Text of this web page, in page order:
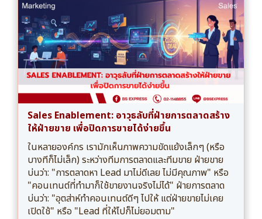
Sales Enablement: อาวุธลับที่ฝ่ายการตลาดสร้าง
ให้ฝ่ายขาย เพื่อปิดการขายได้ง่ายขึ้น
ในหลายองค์กร เรามักเห็นภาพความขัดแย้งเล็กๆ (หรือ
บางทีก็ไม่เล็ก) ระหว่างทีมการตลาดและทีมขาย ฝ่ายขาย
บ่นว่า: "การตลาดหา Lead มาไม่ดีเลย ไม่มีคุณภาพ" หรือ
"คอนเทนต์ที่ทำมาก็ใช้ขายงานจริงไม่ได้" ฝ่ายการตลาด
บ่นว่า: "อุตส่าห์ทำคอนเทนต์ดีๆ ไปให้ แต่ฝ่ายขายไม่เคย
เปิดใช้" หรือ "Lead ที่ให้ไปก็ไม่ยอมตาม"